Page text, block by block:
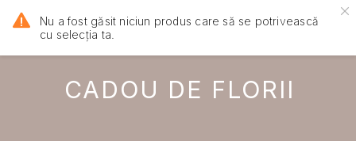
CADOU DE FLORII
Nu a fost găsit niciun produs care să se potrivească
cu selecția ta.